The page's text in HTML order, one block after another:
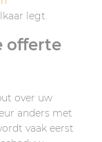
legt.
offerte
over uw
anders met
vaak eerst